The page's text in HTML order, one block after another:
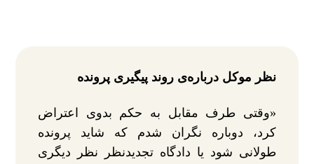
نظر موکل درباره‌ی روند پیگیری پرونده
«وقتی طرف مقابل به حکم بدوی اعتراض
کرد، دوباره نگران شدم که شاید پرونده
طولانی شود یا دادگاه تجدیدنظر نظر دیگری